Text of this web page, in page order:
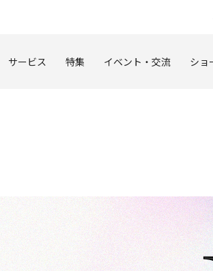
サービス 特集 イベント・交流 ショ